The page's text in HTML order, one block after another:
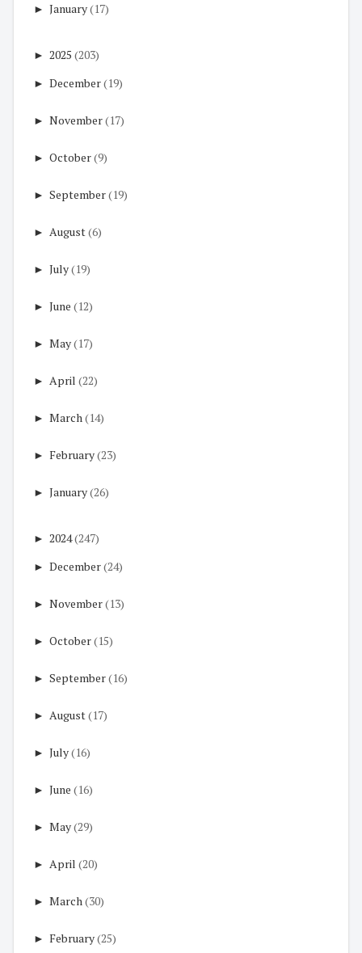
► January(17)
► 2025 (203)
► December(19)
► November(17)
► October(9)
► September(19)
► August(6)
► July(19)
► June (12)
► May(17)
► April (22)
► March(14)
► February(23)
► January(26)
► 2024(247)
► December(24)
► November(13)
► October(15)
► September(16)
► August(17)
► July(16)
► June (16)
► May(29)
► April (20)
► March(30)
► February(25)